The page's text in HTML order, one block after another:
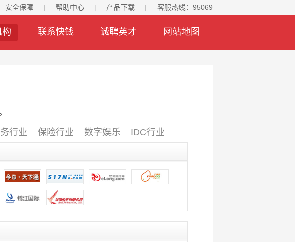
安全保障 | 帮助中心 | 产品下载 | 客服热线：95069
构 联系快钱 诚聘英才 网站地图
行业 保险行业 数字娱乐 IDC行业